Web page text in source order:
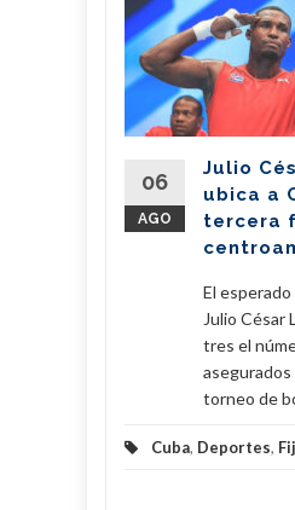
06
AGO
Julio
ubica a
tercera
El
Julio César
tres el
asegurados
torneo de
Cuba, Deportes,